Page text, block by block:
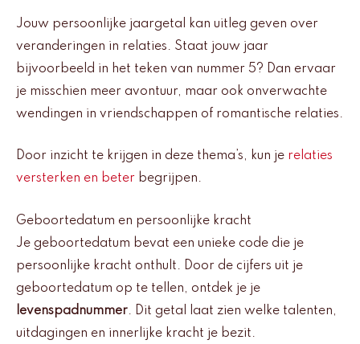
Jouw persoonlijke jaargetal kan uitleg geven over
veranderingen in relaties. Staat jouw jaar
bijvoorbeeld in het teken van nummer 5? Dan ervaar
je misschien meer avontuur, maar ook onverwachte
wendingen in vriendschappen of romantische relaties.
Door inzicht te krijgen in deze thema’s, kun je relaties
versterken en beter begrijpen.
Geboortedatum en persoonlijke kracht
Je geboortedatum bevat een unieke code die je
persoonlijke kracht onthult. Door de cijfers uit je
geboortedatum op te tellen, ontdek je je
levenspadnummer. Dit getal laat zien welke talenten,
uitdagingen en innerlijke kracht je bezit.